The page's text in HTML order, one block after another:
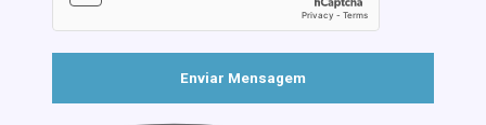
Enviar Mensagem